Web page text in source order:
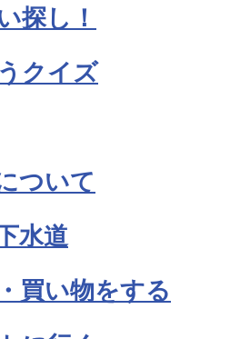
探し！
クイズ
ついて
水道
買い物をする